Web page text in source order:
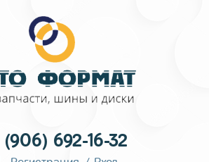
(906) 692-16-32